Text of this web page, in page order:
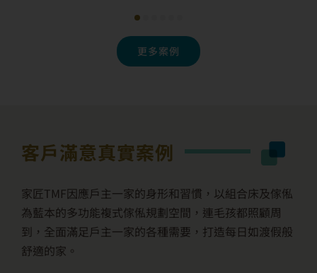
更多案例
客戶滿意真實案例
家匠TMF因應戶主一家的身形和習慣，以組合床及傢俬
為藍本的多功能複式傢俬規劃空間，連毛孩都照顧周
到，全面滿足戶主一家的各種需要，打造每日如渡假般
舒適的家。